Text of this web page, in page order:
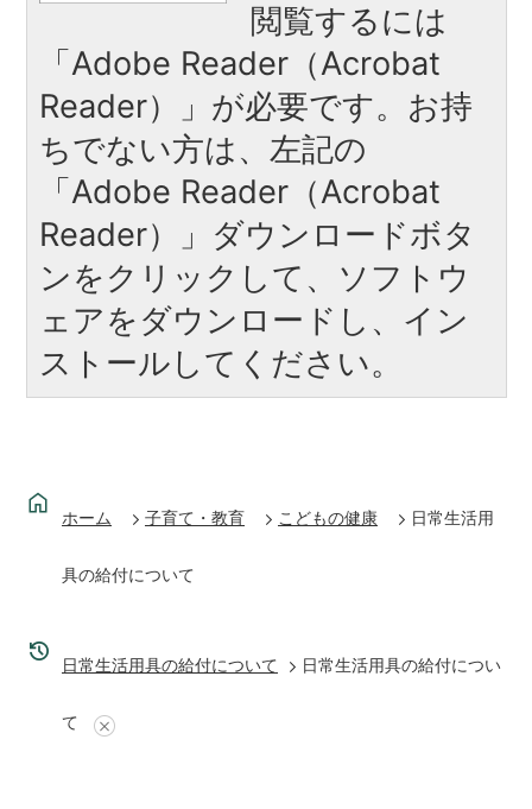
閲覧するには
「Adobe Reader（Acrobat
Reader）」が必要です。お持
ちでない方は、左記の
「Adobe Reader（Acrobat
Reader）」ダウンロードボタ
ンをクリックして、ソフトウ
ェアをダウンロードし、イン
ストールしてください。
ホーム 子育て・教育 こどもの健康 日常生活用
具の給付について
日常生活用具の給付について 日常生活用具の給付につい
て